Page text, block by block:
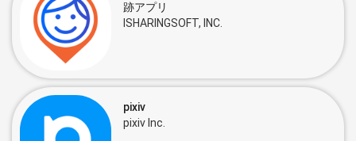
跡アプリ
ISHARINGSOFT, INC.
pixiv
pixiv Inc.